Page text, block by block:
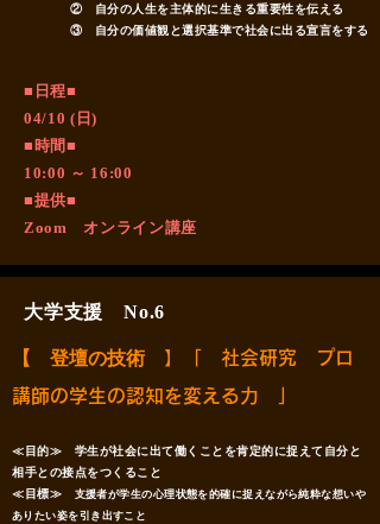
② 自分の人生を主体的に生きる重要性を伝える
③ 自分の価値観と選択基準で社会に出る宣言をする
​■日程■
04/10 (日)
■時間■
10:00 ～ 16:00
■提供■
Zoom オンライン講座
大学支援 No.6
【 登壇の技術 】「 社会研究 プロ
講師の学生の認知を変える力 」
≪目的≫ 学生が社会に出て働くことを肯定的に捉えて自分と
相手との接点をつくること
≪目標≫ 支援者が学生の心理状態を的確に捉えながら純粋な想いや
ありたい姿を引き出すこと